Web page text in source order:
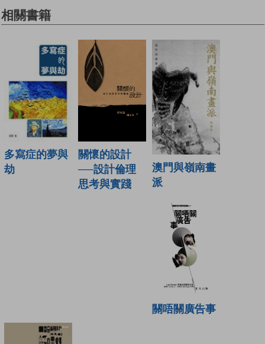
相關書籍
多寫症的夢與
劫
關懷的設計
──設計倫理
思考與實踐
澳門與嶺南畫
派
關唔關廣告事